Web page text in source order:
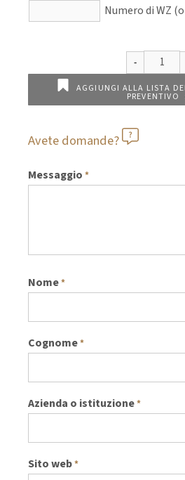
Numero di WZ
AGGIUNGI ALLA LISTA
PREVENTIVO
Avete domande?
Messaggio *
Nome*
Cognome*
Azienda o istituzione*
Sito web*